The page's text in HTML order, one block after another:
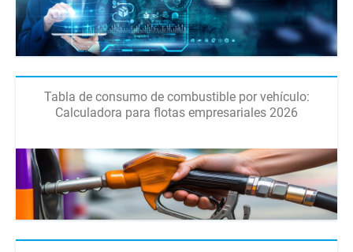
Tabla de consumo de combustible por vehículo:
Calculadora para flotas empresariales 2026